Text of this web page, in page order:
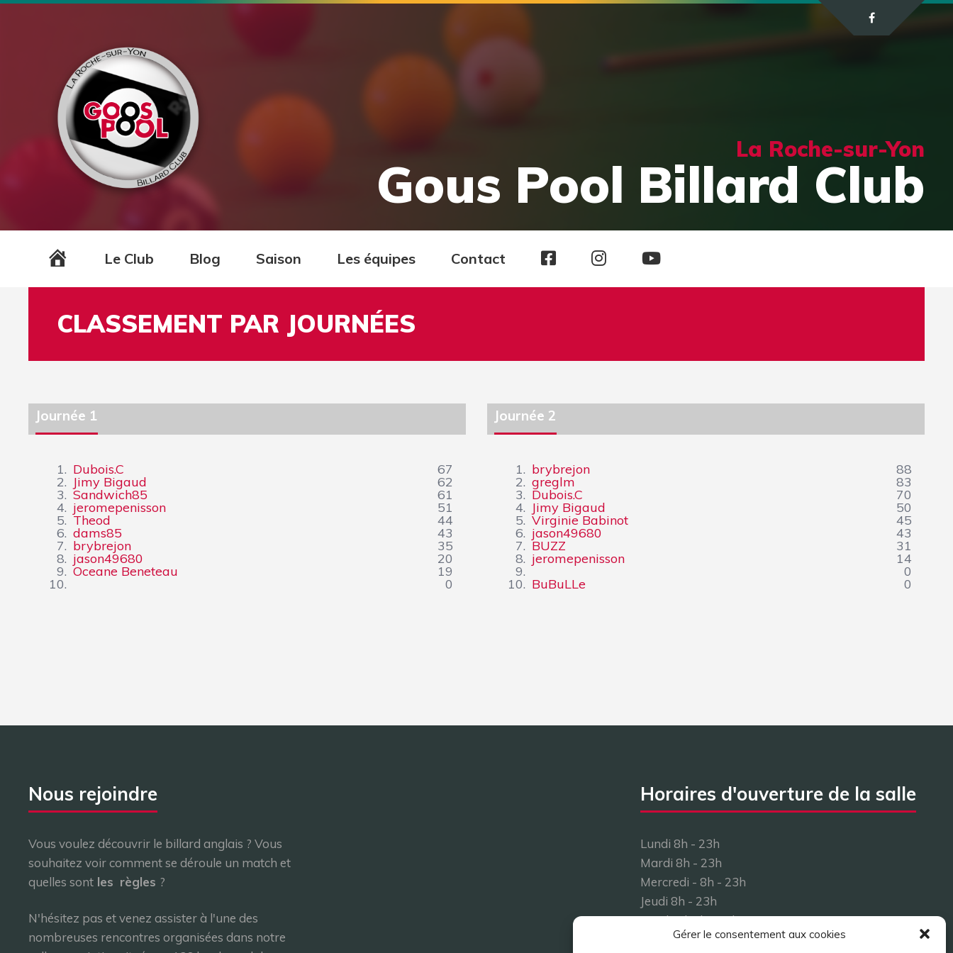
Gérer le consentement aux cookies
La Roche-sur-Yon
Gous Pool Billard Club
AccueilLe Club Blog Saison Les équipes Contact Page Page Chaine
CLASSEMENT PAR JOURNÉES
Journée 1
1. Dubois.C 67
2. Jimy Bigaud 62
3. Sandwich85 61
4. jeromepenisson 51
5. Theod 44
6. dams85 43
7. brybrejon 35
8. jason49680 20
9. Oceane Beneteau 19
10. 0
Journée 2
1. brybrejon 88
2. greglm 83
3. Dubois.C 70
4. Jimy Bigaud 50
5. Virginie Babinot 45
6. jason49680 43
7. BUZZ 31
8. jeromepenisson 14
9. 0
10. BuBuLLe 0
Nous rejoindre
Vous voulez découvrir le billard anglais ? Vous
souhaitez voir comment se déroule un match et
quelles sont les règles ?
N'hésitez pas et venez assister à l'une des
nombreuses rencontres organisées dans notre
Horaires d'ouverture de la salle
Lundi 8h - 23h
Mardi 8h - 23h
Mercredi - 8h - 23h
Jeudi 8h - 23h
Vendredi 8h - 23h
Samedi 8h - 23h